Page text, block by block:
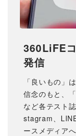
360LiFE
発信
「良いもの
信念のもと、
など各テスト
stagram、
ースメディア